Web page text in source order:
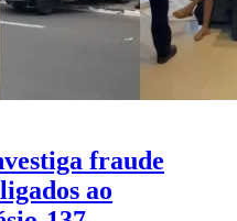
fraude
ao